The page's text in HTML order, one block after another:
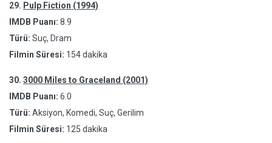
29. Pulp Fiction (1994)
IMDB Puanı: 8.9
Türü: Suç, Dram
Filmin Süresi: 154 dakika
30. 3000 Miles to Graceland (2001)
IMDB Puanı: 6.0
Türü: Aksiyon, Komedi, Suç, Gerilim
Filmin Süresi: 125 dakika